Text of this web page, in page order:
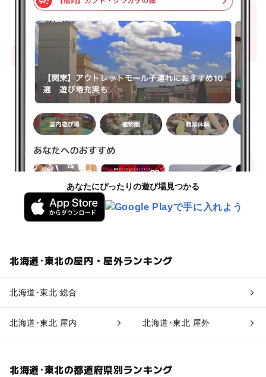
あなたにぴったりの遊び場見つかる
北海道･東北の屋内・屋外ランキング
北海道･東北 総合
北海道･東北 屋内 北海道･東北 屋外
北海道･東北の都道府県別ランキング